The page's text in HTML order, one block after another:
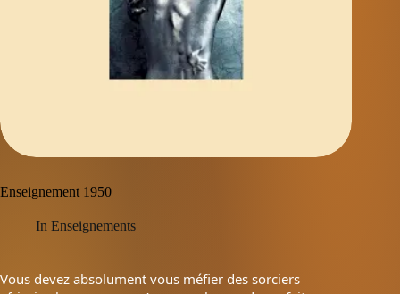
Enseignement 1950
In Enseignements
Vous devez absolument vous méfier des sorciers